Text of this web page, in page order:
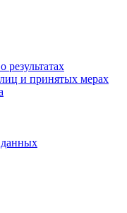
и принятых мерах
данных